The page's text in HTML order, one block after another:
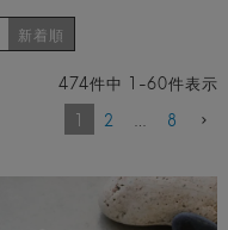
新着順
474件中 1 -60件表示
1
2 … 8